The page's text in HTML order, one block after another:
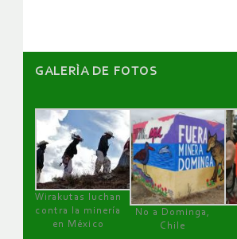
GALERÌA DE FOTOS
Wirakutas luchan
contra la minería
en México
No a Dominga,
Chile